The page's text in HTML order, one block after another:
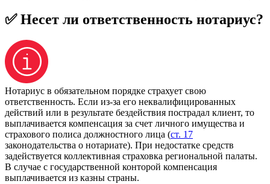
✅ Несет ли ответственность нотариус?
Нотариус в обязательном порядке страхует свою
ответственность. Если из-за его неквалифицированных
действий или в результате бездействия пострадал клиент, то
выплачивается компенсация за счет личного имущества и
страхового полиса должностного лица (ст. 17
законодательства о нотариате). При недостатке средств
задействуется коллективная страховка региональной палаты.
В случае с государственной конторой компенсация
выплачивается из казны страны.